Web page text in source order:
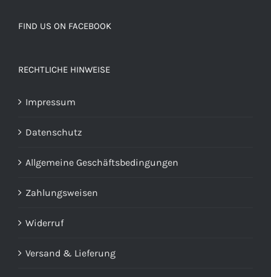
FIND US ON FACEBOOK
RECHTLICHE HINWEISE
Impressum
Datenschutz
Allgemeine Geschäftsbedingungen
Zahlungsweisen
Widerruf
Versand & Lieferung